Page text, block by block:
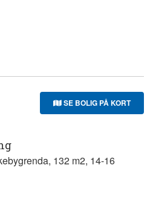
SE BOLIG PÅ KORT
132 m2, 14-16